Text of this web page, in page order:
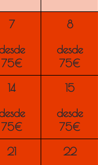
7
8
75€
desde
75€
14
15
75€
desde
75€
21
22